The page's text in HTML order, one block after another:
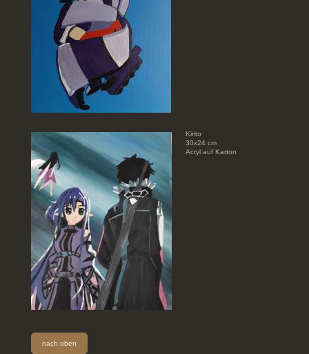
Kirito
30x24 cm
Acryl auf Karton
nach oben